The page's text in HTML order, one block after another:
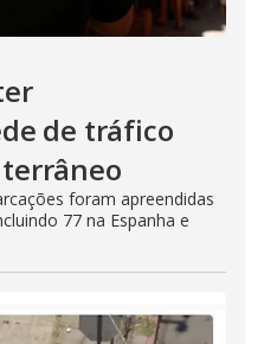
de tráfico
foram apreendidas
77 na Espanha e